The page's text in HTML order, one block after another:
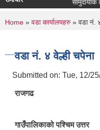
सामुदायीक
You are here
Home » वडा कार्यालयहरु » वडा नं.
वडा नं. ४ वेल्ही चपेना
Submitted on: Tue, 12/
राजगढ
गाउँपालिकाको पश्चिम उत्तर